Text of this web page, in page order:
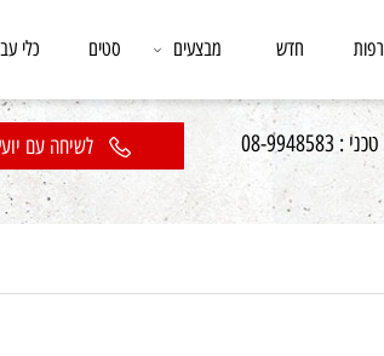
לשיחה עם יועץ
חדש מבצעים סטים כלי עבודה